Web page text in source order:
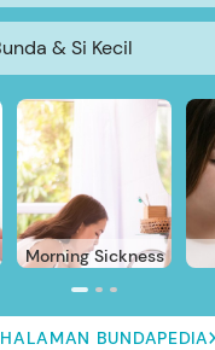
& Si Kecil
Morning Sickness
BUNDAPEDIA